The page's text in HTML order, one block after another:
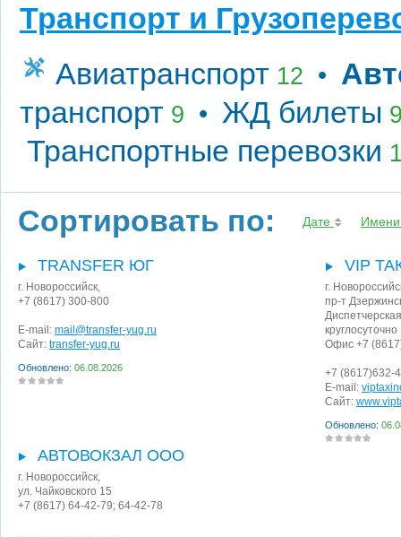
Транспорт и
Авиатранспорт 12 •
транспорт 9 • ЖД билеты
Транспортные перевозки
Сортировать по: Дате Имени
TRANSFER ЮГ
г. Новороссийск,
+7 (8617) 300-800
E-mail: mail@transfer-yug.ru
Сайт: transfer-yug.ru
Обновлено: 06.08.2026
VIP
г.
пр-т
круглосуточно
Офис +7
+7 (8617)632-
E-mail:
Сайт:
Обновлено:
АВТОВОКЗАЛ ООО
г. Новороссийск,
ул. Чайковского 15
+7 (8617) 64-42-79; 64-42-78